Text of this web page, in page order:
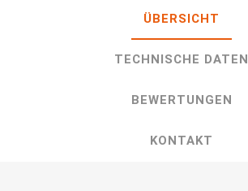
ÜBERSICHT
TECHNISCHE DATEN
BEWERTUNGEN
KONTAKT